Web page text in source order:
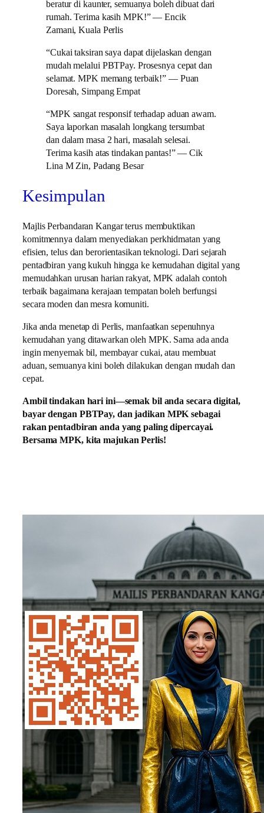
beratur di kaunter, semuanya boleh dibuat dari
rumah. Terima kasih MPK!” — Encik
Zamani, Kuala Perlis
“Cukai taksiran saya dapat dijelaskan dengan
mudah melalui PBTPay. Prosesnya cepat dan
selamat. MPK memang terbaik!” — Puan
Doresah, Simpang Empat
“MPK sangat responsif terhadap aduan awam.
Saya laporkan masalah longkang tersumbat
dan dalam masa 2 hari, masalah selesai.
Terima kasih atas tindakan pantas!” — Cik
Lina M Zin, Padang Besar
Kesimpulan
Majlis Perbandaran Kangar terus membuktikan
komitmennya dalam menyediakan perkhidmatan yang
efisien, telus dan berorientasikan teknologi. Dari sejarah
pentadbiran yang kukuh hingga ke kemudahan digital yang
memudahkan urusan harian rakyat, MPK adalah contoh
terbaik bagaimana kerajaan tempatan boleh berfungsi
secara moden dan mesra komuniti.
Jika anda menetap di Perlis, manfaatkan sepenuhnya
kemudahan yang ditawarkan oleh MPK. Sama ada anda
ingin menyemak bil, membayar cukai, atau membuat
aduan, semuanya kini boleh dilakukan dengan mudah dan
cepat.
Ambil tindakan hari ini—semak bil anda secara digital,
bayar dengan PBTPay, dan jadikan MPK sebagai
rakan pentadbiran anda yang paling dipercayai.
Bersama MPK, kita majukan Perlis!